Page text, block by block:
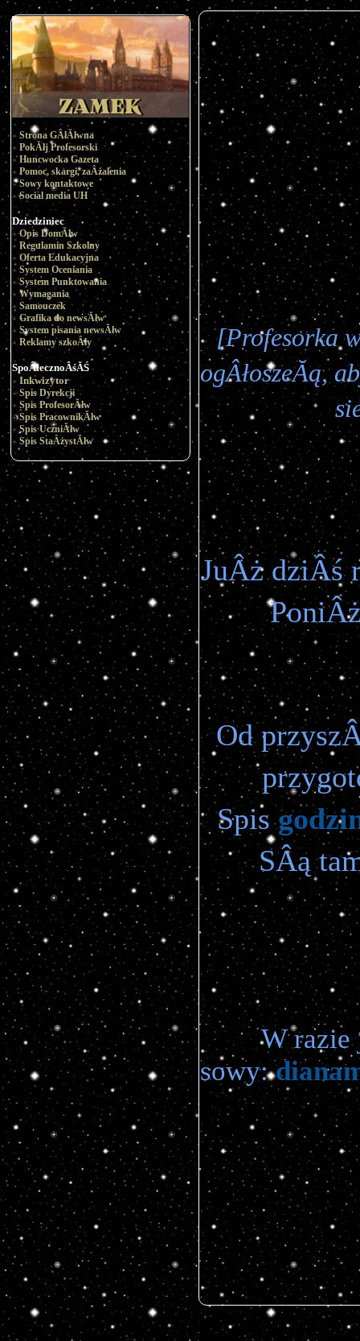
Strona GÂłĂłwna
PokĂłj Profesorski
Huncwocka Gazeta
Pomoc, skargi, zaÂżalenia
Sowy kontaktowe
Social media UH
Dziedziniec
Opis DomĂłw
Regulamin Szkolny
Oferta Edukacyjna
System Oceniania
System Punktowania
Wymagania
Samouczek
Grafika do newsĂłw
System pisania newsĂłw
Reklamy szkoÂły
SpoÂłecznoÂśĂŚ
Inkwizytor
Spis Dyrekcji
Spis ProfesorĂłw
Spis PracownikĂłw
Spis UczniĂłw
Spis StaÂżystĂłw
[Profesorka
ogÂłoszeĂą,
JuÂż dziÂś
Od
Spis
SÂą
W razie
sowy: